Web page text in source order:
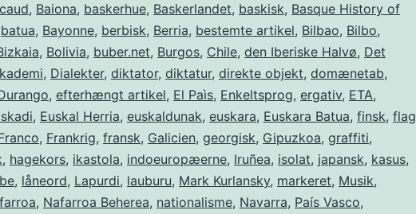
, Baiona, baskerhue, Baskerlandet, baskisk, Basque History of
batua, Bayonne, berbisk, Berria, bestemte artikel, Bilbao, Bilbo,
, Bolivia, buber.net, Burgos, Chile, den Iberiske Halvø, Det
, Dialekter, diktator, diktatur, direkte objekt, domænetab,
, efterhængt artikel, El Paìs, Enkeltsprog, ergativ, ETA,
, Euskal Herria, euskaldunak, euskara, Euskara Batua, finsk, flag
, Frankrig, fransk, Galicien, georgisk, Gipuzkoa, graffiti,
, hagekors, ikastola, indoeuropæerne, Iruñea, isolat, japansk, kasus,
, låneord, Lapurdi, lauburu, Mark Kurlansky, markeret, Musik,
, Nafarroa Beherea, nationalisme, Navarra, País Vasco,